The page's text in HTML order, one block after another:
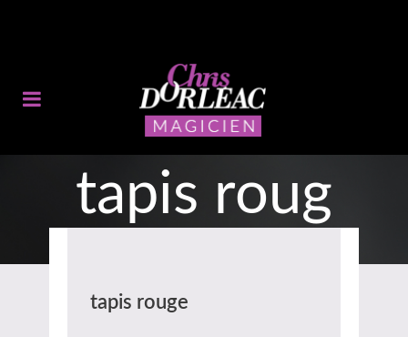
tapis roug
tapis rouge